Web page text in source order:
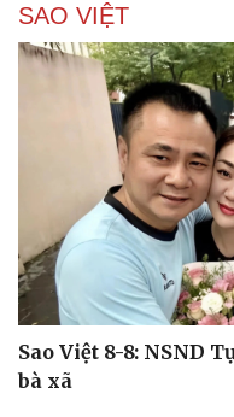
Cải chính
SAO VIỆT
Sao Việt 8-8: NSND
bà xã